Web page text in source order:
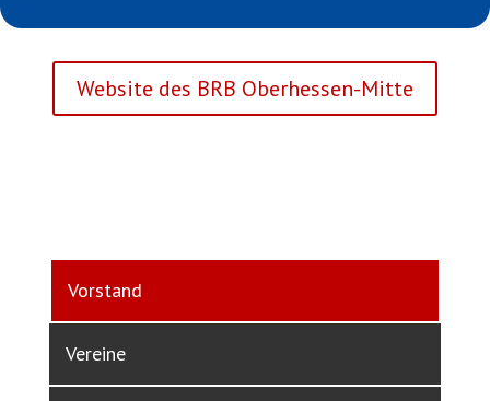
Website des BRB Oberhessen-Mitte
Vorstand
Vereine